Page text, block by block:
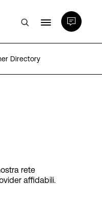
Directory
rete
affidabili.